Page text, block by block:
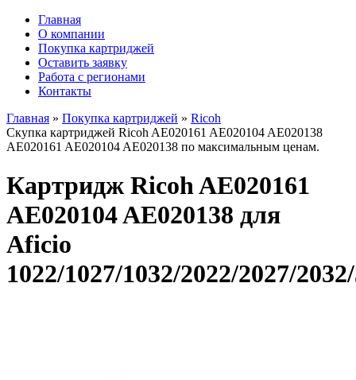
Главная
О компании
Покупка картриджей
Оставить заявку
Работа с регионами
Контакты
Главная » Покупка картриджей » Ricoh
Скупка картриджей Ricoh AE020161 AE020104 AE020138
AE020161 AE020104 AE020138 по максимальным ценам.
Картридж Ricoh AE020161
AE020104 AE020138 для
Aficio
1022/1027/1032/2022/2027/